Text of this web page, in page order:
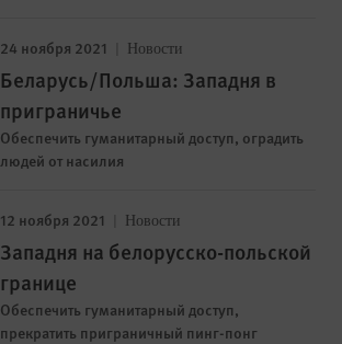
24 ноября 2021 Новости
Беларусь/Польша: Западня в
приграничье
Обеспечить гуманитарный доступ, оградить
людей от насилия
12 ноября 2021 Новости
Западня на белорусско-польской
границе
Обеспечить гуманитарный доступ,
прекратить приграничный пинг-понг